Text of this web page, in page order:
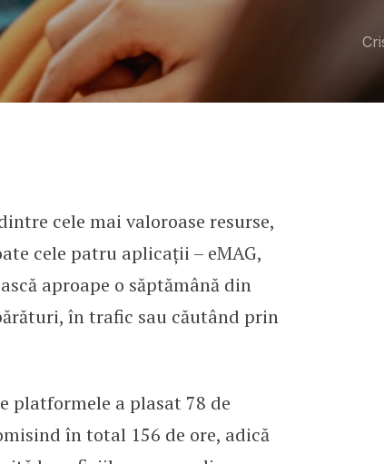
peste 1000 de lei la
cele mai valoroase resurse,
cele patru aplicații – eMAG,
aproape o săptămână din
în trafic sau căutând prin
platformele a plasat 78 de
în total 156 de ore, adică